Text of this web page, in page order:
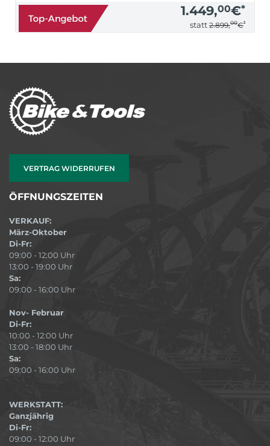
1.449,00€*
statt 2.899,00€*
VERTRAG WIDERRUFEN
ÖFFNUNGSZEITEN
VERKAUF:
März-Oktober
Di-Fr:
09:00 - 12:00 Uhr
13:00 - 19:00 Uhr
Sa:
09:00 - 16:00 Uhr
Nov- Februar
Di-Fr:
10:00 - 12:00 Uhr
13:00 - 18:00 Uhr
Sa:
09:00 - 16:00 Uhr
WERKSTATT:
Ganzjährig
Di-Fr:
09:00 - 12:00 Uhr